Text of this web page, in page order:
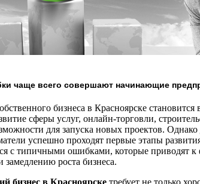
чаще всего совершают начинающие
бизнеса в Красноярске
сферы услуг, онлайн-торговли,
для запуска новых проектов.
успешно проходят первые этапы
с типичными ошибками, которые приводят
замедлению роста бизнеса.
бизнес в Красноярске требует не только